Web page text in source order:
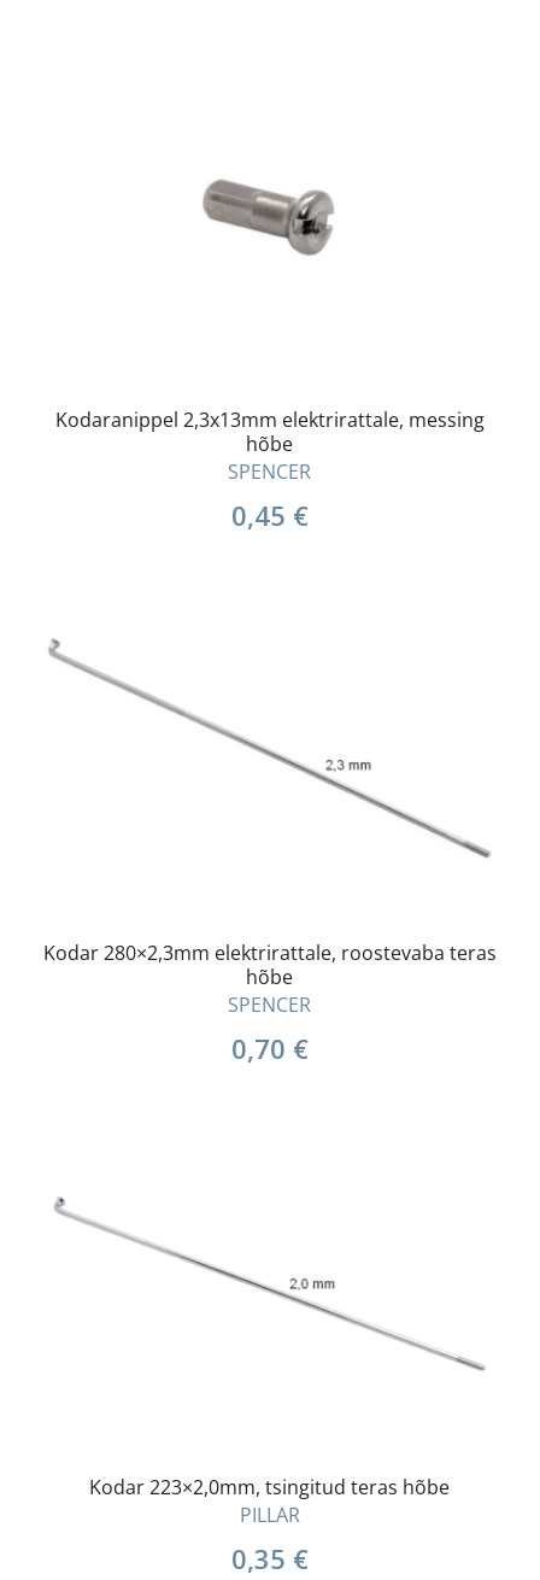
Kodaranippel 2,3x13mm elektrirattale, messing
hõbe
SPENCER
0,45 €
Kodar 280×2,3mm elektrirattale, roostevaba teras
hõbe
SPENCER
0,70 €
Kodar 223×2,0mm, tsingitud teras hõbe
PILLAR
0,35 €